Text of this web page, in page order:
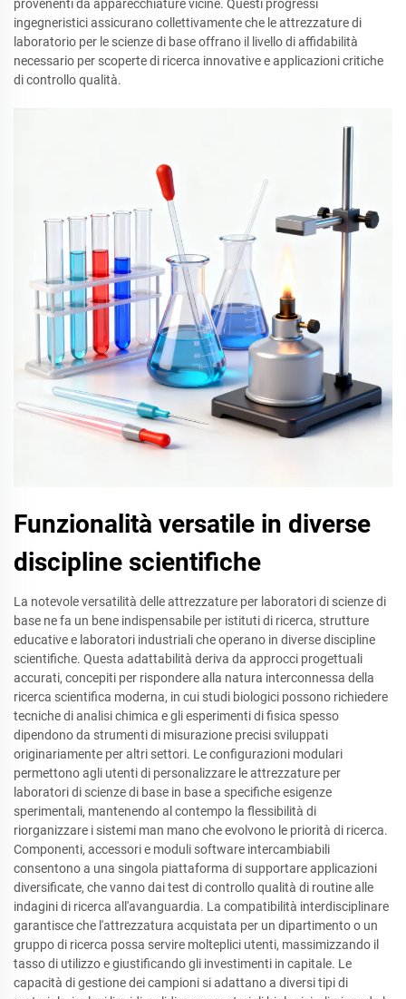
provenenti da apparecchiature vicine. Questi progressi
ingegneristici assicurano collettivamente che le attrezzature di
laboratorio per le scienze di base offrano il livello di affidabilità
necessario per scoperte di ricerca innovative e applicazioni critiche
di controllo qualità.
Funzionalità versatile in diverse
discipline scientifiche
La notevole versatilità delle attrezzature per laboratori di scienze di
base ne fa un bene indispensabile per istituti di ricerca, strutture
educative e laboratori industriali che operano in diverse discipline
scientifiche. Questa adattabilità deriva da approcci progettuali
accurati, concepiti per rispondere alla natura interconnessa della
ricerca scientifica moderna, in cui studi biologici possono richiedere
tecniche di analisi chimica e gli esperimenti di fisica spesso
dipendono da strumenti di misurazione precisi sviluppati
originariamente per altri settori. Le configurazioni modulari
permettono agli utenti di personalizzare le attrezzature per
laboratori di scienze di base in base a specifiche esigenze
sperimentali, mantenendo al contempo la flessibilità di
riorganizzare i sistemi man mano che evolvono le priorità di ricerca.
Componenti, accessori e moduli software intercambiabili
consentono a una singola piattaforma di supportare applicazioni
diversificate, che vanno dai test di controllo qualità di routine alle
indagini di ricerca all'avanguardia. La compatibilità interdisciplinare
garantisce che l'attrezzatura acquistata per un dipartimento o un
gruppo di ricerca possa servire molteplici utenti, massimizzando il
tasso di utilizzo e giustificando gli investimenti in capitale. Le
capacità di gestione dei campioni si adattano a diversi tipi di